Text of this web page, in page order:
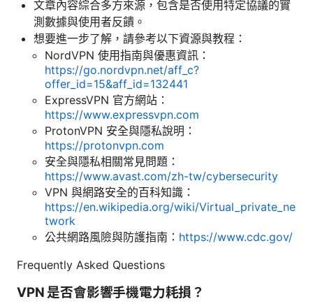
文章內容綜合多方來源，包含是否使用特定協議的實
測數據與使用者反饋。
想要進一步了解，請參考以下資源與教程：
NordVPN 使用指南與優惠資訊：
https://go.nordvpn.net/aff_c?
offer_id=15&aff_id=132441
ExpressVPN 官方網站：
https://www.expressvpn.com
ProtonVPN 安全與隱私說明：
https://protonvpn.com
安全與隱私相關常見問題：
https://www.avast.com/zh-tw/cybersecurity
VPN 與網路安全的百科知識：
https://en.wikipedia.org/wiki/Virtual_private_ne
twork
公共網路風險與防護指南： https://www.cdc.gov/
Frequently Asked Questions
VPN 是否會影響手機電力耗損？